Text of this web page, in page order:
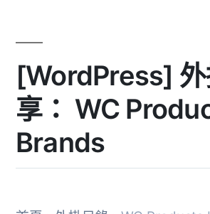
[WordPress]
享： WC
Brands